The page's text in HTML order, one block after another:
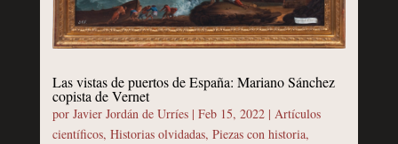
Las vistas de puertos de España: Mariano Sánchez
copista de Vernet
por Javier Jordán de Urríes| Feb 15, 2022| Artículos
científicos, Historias olvidadas, Piezas con historia,